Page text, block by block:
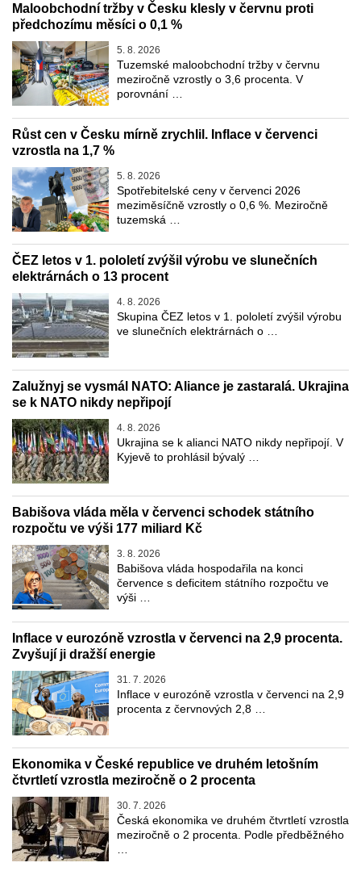
Maloobchodní tržby v Česku klesly v červnu proti
předchozímu měsíci o 0,1 %
5. 8. 2026
Tuzemské maloobchodní tržby v červnu
meziročně vzrostly o 3,6 procenta. V
porovnání …
Růst cen v Česku mírně zrychlil. Inflace v červenci
vzrostla na 1,7 %
5. 8. 2026
Spotřebitelské ceny v červenci 2026
meziměsíčně vzrostly o 0,6 %. Meziročně
tuzemská …
ČEZ letos v 1. pololetí zvýšil výrobu ve slunečních
elektrárnách o 13 procent
4. 8. 2026
Skupina ČEZ letos v 1. pololetí zvýšil výrobu
ve slunečních elektrárnách o …
Zalužnyj se vysmál NATO: Aliance je zastaralá. Ukrajina
se k NATO nikdy nepřipojí
4. 8. 2026
Ukrajina se k alianci NATO nikdy nepřipojí. V
Kyjevě to prohlásil bývalý …
Babišova vláda měla v červenci schodek státního
rozpočtu ve výši 177 miliard Kč
3. 8. 2026
Babišova vláda hospodařila na konci
července s deficitem státního rozpočtu ve
výši …
Inflace v eurozóně vzrostla v červenci na 2,9 procenta.
Zvyšují ji dražší energie
31. 7. 2026
Inflace v eurozóně vzrostla v červenci na 2,9
procenta z červnových 2,8 …
Ekonomika v České republice ve druhém letošním
čtvrtletí vzrostla meziročně o 2 procenta
30. 7. 2026
Česká ekonomika ve druhém čtvrtletí vzrostla
meziročně o 2 procenta. Podle předběžného